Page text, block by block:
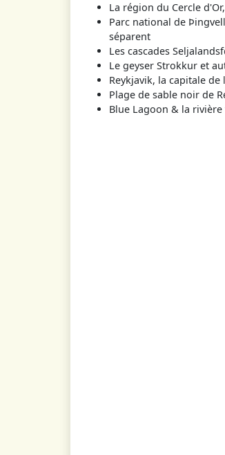
La région du Cercle
Parc national de
séparent
Les cascades
Le geyser Strokkur et
Reykjavik, la capitale
Plage de sable noir de
Blue Lagoon & la